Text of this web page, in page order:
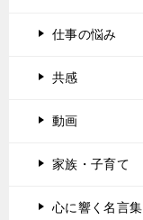
仕事の悩み
共感
動画
家族・子育て
心に響く名言集